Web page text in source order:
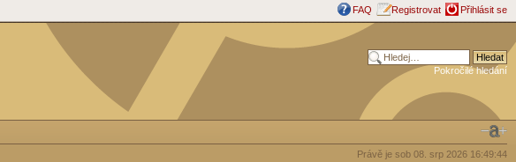
FAQ Registrovat Přihlásit se
Pokročilé hledání
Právě je sob 08. srp 2026 16:49:44